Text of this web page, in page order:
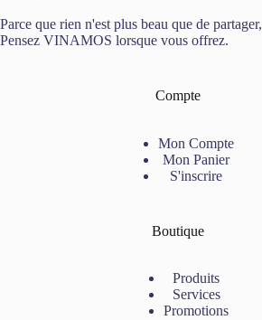
Parce que rien n'est plus beau que de partager,
Pensez VINAMOS lorsque vous offrez.
Compte
Mon Compte
Mon Panier
S'inscrire
Boutique
Produits
Services
Promotions